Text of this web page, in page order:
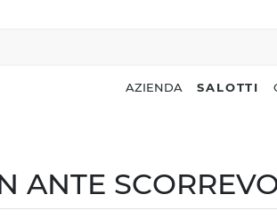
AZIENDA SALOTTI
ANTE